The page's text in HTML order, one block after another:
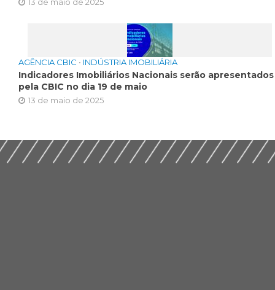
AGÊNCIA CBIC • INDÚSTRIA IMOBILIÁRIA
Indicadores Imobiliários Nacionais serão apresentados
pela CBIC no dia 19 de maio
13 de maio de 2025